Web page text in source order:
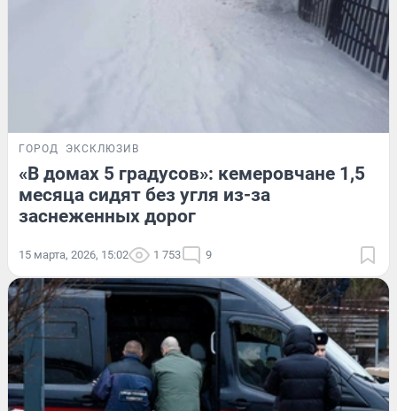
ГОРОД ЭКСКЛЮЗИВ
«В домах 5 градусов»: кемеровчане 1,5
месяца сидят без угля из-за
заснеженных дорог
15 марта, 2026, 15:02 1 753 9